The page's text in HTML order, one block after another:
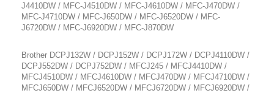
J4410DW / MFC-J4510DW / MFC-J4610DW / MFC-J470DW /
MFC-J4710DW / MFC-J650DW / MFC-J6520DW / MFC-
J6720DW / MFC-J6920DW / MFC-J870DW
Brother DCPJ132W / DCPJ152W / DCPJ172W / DCPJ4110DW /
DCPJ552DW / DCPJ752DW / MFCJ245 / MFCJ4410DW /
MFCJ4510DW / MFCJ4610DW / MFCJ470DW / MFCJ4710DW /
MFCJ650DW / MFCJ6520DW / MFCJ6720DW / MFCJ6920DW /